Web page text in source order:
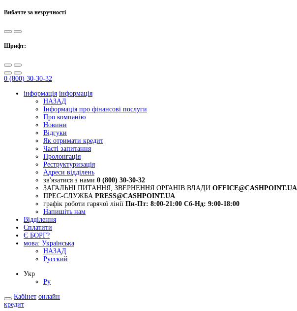
Вибачте за незручності
Шрифт:
0 (800) 30-30-32
інформація інформація
НАЗАД
Інформація про фінансові послуги
Про компанію
Новини
Відгуки
Як отримати кредит
Часті запитання
Пролонгація
Реструктуризація
Адреси відділень
зв'язатися з нами 0 (800) 30-30-32
ЗАГАЛЬНІ ПИТАННЯ, ЗВЕРНЕННЯ ОРГАНІВ ВЛАДИ OFFICE@CASHPOINT.UA
ПРЕС-СЛУЖБА PRESS@CASHPOINT.UA
графік роботи гарячої лінії Пн-Пт: 8:00-21:00 Сб-Нд: 9:00-18:00
Напишіть нам
Відділення
Сплатити
Є БОРГ?
мова: Українська
НАЗАД
Русский
Укр
Ру
Кабінет онлайн
кредит